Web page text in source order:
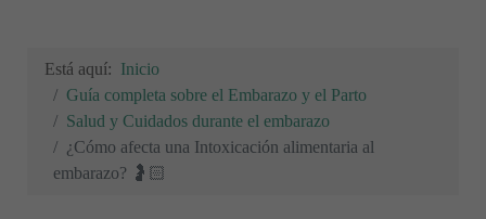
Está aquí: Inicio
Guía completa sobre el Embarazo y el Parto
Salud y Cuidados durante el embarazo
¿Cómo afecta una Intoxicación alimentaria al
embarazo? 🤰🏻